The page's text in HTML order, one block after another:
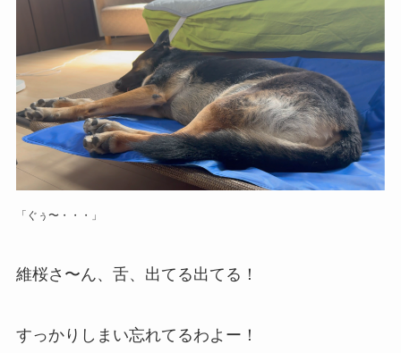
「ぐぅ〜・・・」
維桜さ〜ん、舌、出てる出てる！
すっかりしまい忘れてるわよー！